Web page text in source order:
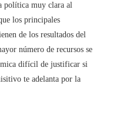
política muy clara al
los principales
de los resultados del
número de recursos se
difícil de justificar si
te adelanta por la